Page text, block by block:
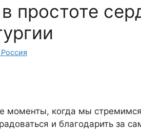
простоте
моменты, когда мы
и благодарить за